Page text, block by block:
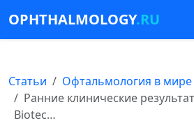
OPHTHALMOLOGY.RU
Статьи
Офтальмология в мире
Ранние клинические
Biotec…